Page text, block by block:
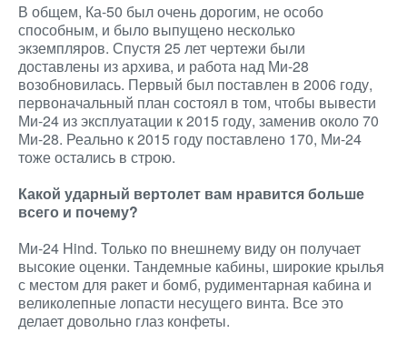
В общем, Ка-50 был очень дорогим, не особо
способным, и было выпущено несколько
экземпляров. Спустя 25 лет чертежи были
доставлены из архива, и работа над Ми-28
возобновилась. Первый был поставлен в 2006 году,
первоначальный план состоял в том, чтобы вывести
Ми-24 из эксплуатации к 2015 году, заменив около 70
Ми-28. Реально к 2015 году поставлено 170, Ми-24
тоже остались в строю.
Какой ударный вертолет вам нравится больше
всего и почему?
Ми-24 Hind. Только по внешнему виду он получает
высокие оценки. Тандемные кабины, широкие крылья
с местом для ракет и бомб, рудиментарная кабина и
великолепные лопасти несущего винта. Все это
делает довольно глаз конфеты.